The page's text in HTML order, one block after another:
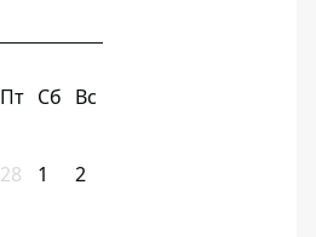
Пт Сб Вс
28 1 2